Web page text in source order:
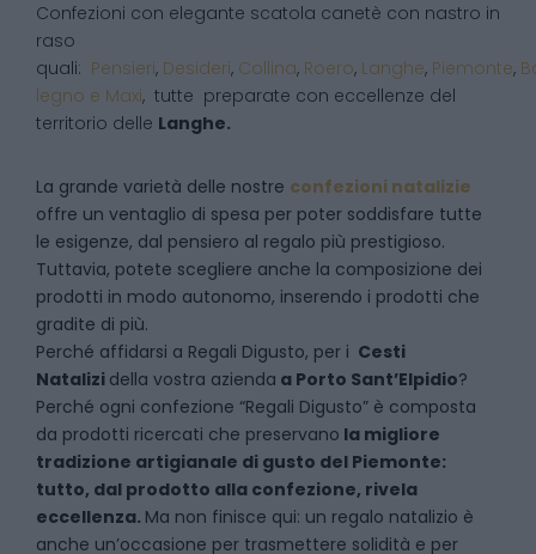
Confezioni con elegante scatola canetè con nastro in
raso
quali: Pensieri, Desideri, Collina, Roero, Langhe, Piemonte,
legno e Maxi, tutte preparate con eccellenze del
territorio delle Langhe.
La grande varietà delle nostre confezioni natalizie
offre un ventaglio di spesa per poter soddisfare tutte
le esigenze, dal pensiero al regalo più prestigioso.
Tuttavia, potete scegliere anche la composizione dei
prodotti in modo autonomo, inserendo i prodotti che
gradite di più.
Perché affidarsi a Regali Digusto, per i Cesti
Natalizi della vostra azienda a Porto Sant’Elpidio?
Perché ogni confezione “Regali Digusto” è composta
da prodotti ricercati che preservano la migliore
tradizione artigianale di gusto del Piemonte:
tutto, dal prodotto alla confezione, rivela
eccellenza. Ma non finisce qui: un regalo natalizio è
anche un’occasione per trasmettere solidità e per